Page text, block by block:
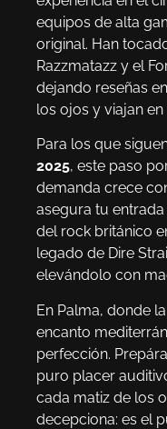
equipos de alta
original. Han
Razzmatazz y el
dejando reseñas
los ojos y viajan
Para los que
2025, este paso
demanda crece
asegura tu
del rock británico
legado de Dire
elevándolo con
En Palma, donde
encanto
perfección.
puro placer
cada matiz de los
decepciona: es el